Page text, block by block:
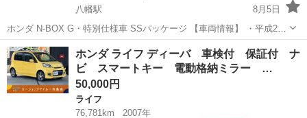
八幡駅
8月5日
ホンダ N-BOX G・特別仕様車 SSパッケージ 【車両情報】 ・平成25
年9月登録 ・走行 91,000km（使用中のため多少増えます） ・車検 令
和8年9月12日まで ・修復歴なし ・スマートキー ・プッシュスター
ト...
静岡 浜松市 八幡駅 N-BOX ドラレコ
ホンダ ライフ ディーバ 車検付 保証付 ナ
ビ スマートキー 電動格納ミラー …
50,000円
ライフ
76,781km
2007年